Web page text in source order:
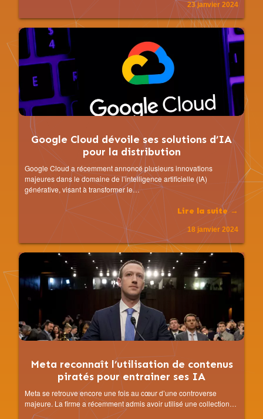
23 janvier 2024
Google Cloud dévoile ses solutions d’IA
pour la distribution
Google Cloud a récemment annoncé plusieurs innovations
majeures dans le domaine de l’intelligence artificielle (IA)
générative, visant à transformer le…
Lire la suite →
18 janvier 2024
Meta reconnaît l’utilisation de contenus
piratés pour entrainer ses IA
Meta se retrouve encore une fois au cœur d’une controverse
majeure. La firme a récemment admis avoir utilisé une collection…